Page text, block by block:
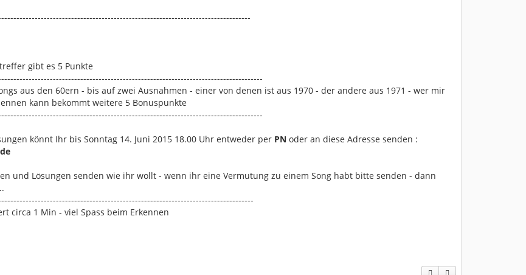
gibt es 5 Punkte
aus den 60ern - bis auf zwei Ausnahmen - einer von denen ist aus 1970 - der andere aus 1971 - wer mir
kann bekommt weitere 5 Bonuspunkte
könnt Ihr bis Sonntag 14. Juni 2015 18.00 Uhr entweder per PN oder an diese Adresse senden :
und Lösungen senden wie ihr wollt - wenn ihr eine Vermutung zu einem Song habt bitte senden - dann
circa 1 Min - viel Spass beim Erkennen